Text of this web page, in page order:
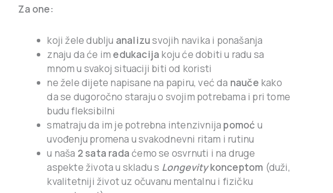
Za one:
koji žele dublju analizusvojih navika i ponašanja
znaju da će im edukacija koju će dobiti u radu sa
mnom u svakoj situaciji biti od koristi
ne žele dijete napisane na papiru, već da nauče kako
da se dugoročno staraju o svojim potrebama i pri tome
budu fleksibilni
smatraju da im je potrebna intenzivnija pomoć u
uvođenju promena u svakodnevni ritam i rutinu
u naša 2 sata radaćemo se osvrnuti i na druge
aspekte života u skladu s Longevitykonceptom (duži,
kvalitetniji život uz očuvanu mentalnu i fizičku